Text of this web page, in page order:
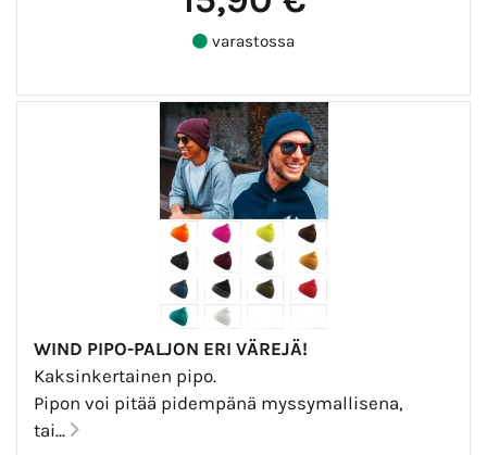
varastossa
WIND PIPO-PALJON ERI VÄREJÄ!
Kaksinkertainen pipo.
Pipon voi pitää pidempänä myssymallisena,
tai...